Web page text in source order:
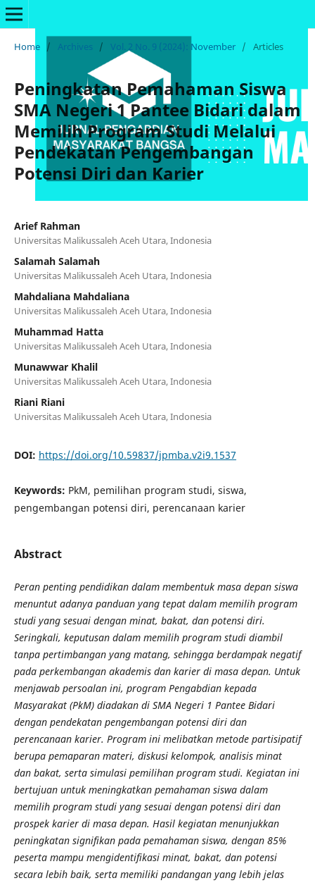
Home / Archives / Vol. 2 No. 9 (2024): November / Articles
Peningkatan Pemahaman Siswa
SMA Negeri 1 Pantee Bidari dalam
Memilih Program Studi Melalui
Pendekatan Pengembangan
Potensi Diri dan Karier
Arief Rahman
Universitas Malikussaleh Aceh Utara, Indonesia
Salamah Salamah
Universitas Malikussaleh Aceh Utara, Indonesia
Mahdaliana Mahdaliana
Universitas Malikussaleh Aceh Utara, Indonesia
Muhammad Hatta
Universitas Malikussaleh Aceh Utara, Indonesia
Munawwar Khalil
Universitas Malikussaleh Aceh Utara, Indonesia
Riani Riani
Universitas Malikussaleh Aceh Utara, Indonesia
DOI: https://doi.org/10.59837/jpmba.v2i9.1537
Keywords: PkM, pemilihan program studi, siswa,
pengembangan potensi diri, perencanaan karier
Abstract
Peran penting pendidikan dalam membentuk masa depan siswa
menuntut adanya panduan yang tepat dalam memilih program
studi yang sesuai dengan minat, bakat, dan potensi diri.
Seringkali, keputusan dalam memilih program studi diambil
tanpa pertimbangan yang matang, sehingga berdampak negatif
pada perkembangan akademis dan karier di masa depan. Untuk
menjawab persoalan ini, program Pengabdian kepada
Masyarakat (PkM) diadakan di SMA Negeri 1 Pantee Bidari
dengan pendekatan pengembangan potensi diri dan
perencanaan karier. Program ini melibatkan metode partisipatif
berupa pemaparan materi, diskusi kelompok, analisis minat
dan bakat, serta simulasi pemilihan program studi. Kegiatan ini
bertujuan untuk meningkatkan pemahaman siswa dalam
memilih program studi yang sesuai dengan potensi diri dan
prospek karier di masa depan. Hasil kegiatan menunjukkan
peningkatan signifikan pada pemahaman siswa, dengan 85%
peserta mampu mengidentifikasi minat, bakat, dan potensi
secara lebih baik, serta memiliki pandangan yang lebih jelas